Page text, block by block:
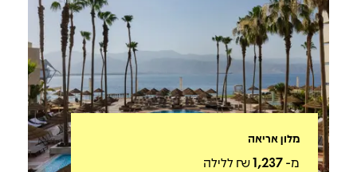
מלון אריאה
מ-1,237₪ ללילה